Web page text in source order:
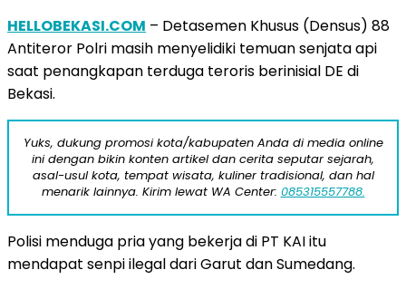
HELLOBEKASI.COM – Detasemen Khusus (Densus) 88
Antiteror Polri masih menyelidiki temuan senjata api
saat penangkapan terduga teroris berinisial DE di
Bekasi.
Yuks, dukung promosi kota/kabupaten Anda di media online
ini dengan bikin konten artikel dan cerita seputar sejarah,
asal-usul kota, tempat wisata, kuliner tradisional, dan hal
menarik lainnya. Kirim lewat WA Center: 085315557788.
Polisi menduga pria yang bekerja di PT KAI itu
mendapat senpi ilegal dari Garut dan Sumedang.